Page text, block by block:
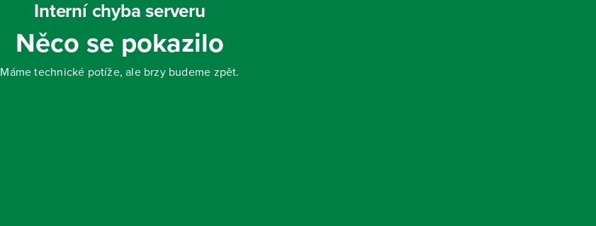
Interní chyba serveru
Něco se pokazilo
Máme technické potíže, ale brzy budeme zpět.